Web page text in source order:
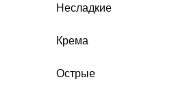
Несладкие
Крема
Острые